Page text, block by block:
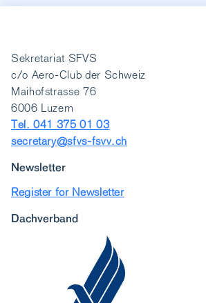
Sekretariat SFVS
c/o Aero-Club der Schweiz
Maihofstrasse 76
6006 Luzern
Tel. 041 375 01 03
secretary@sfvs-fsvv.ch
Newsletter
Register for Newsletter
Dachverband